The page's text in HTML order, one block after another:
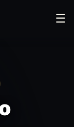
☰